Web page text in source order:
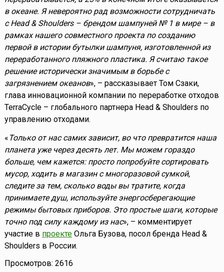
в океане. Я невероятно рад возможности сотрудничать
с Head & Shoulders – брендом шампуней № 1 в мире – в
рамках нашего совместного проекта по созданию
первой в истории бутылки шампуня, изготовленной из
переработанного пляжного пластика. Я считаю такое
решение исторически значимым в борьбе с
загрязнением океанов», – рассказывает Том Сзаки,
глава инновационной компании по переработке отходов
TerraCycle – глобального партнера Head & Shoulders по
управлению отходами.
« Только от нас самих зависит, во что превратится наша
планета уже через десять лет. Мы можем гораздо
больше, чем кажется: просто попробуйте сортировать
мусор, ходить в магазин с многоразовой сумкой,
следите за тем, сколько воды вы тратите, когда
принимаете душ, используйте энергосберегающие
режимы бытовых приборов. Это простые шаги, которые
точно под силу каждому из нас», – комментирует
участие в проектеОльга Бузова, посол бренда Head &
Shoulders в России.
Просмотров: 2616